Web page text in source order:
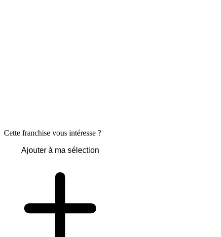
Cette franchise vous intéresse ?
Ajouter à ma sélection